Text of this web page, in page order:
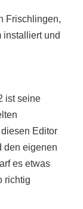
Frischlingen,
installiert und
ist seine
Editor
den eigenen
es etwas
richtig